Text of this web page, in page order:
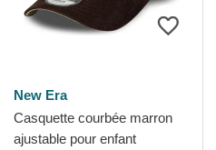
New Era
Casquette courbée marron
ajustable pour enfant